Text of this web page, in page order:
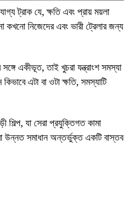
ট্রাক যে, ক্ষতি এবং প্রায় ময়লা
নিজেদের এবং ভারী ট্রেলার জন্য
একীভূত, তাই খুচরা যন্ত্রাংশ সমস্যা
এটা বা ওটা ক্ষতি, সমস্যাটি
যা সেরা প্রযুক্তিগত কামা
উন্নত সমাধান অন্তর্ভুক্ত একটি বাস্তব